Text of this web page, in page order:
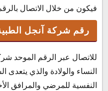
فيكون من خلال الاتصال بالرقم الآتي
رقم شركة آنجل
للاتصال عبر الرقم الموحد
النساء والولادة والذي يتعدى
النفسية للمرضي والمرافق